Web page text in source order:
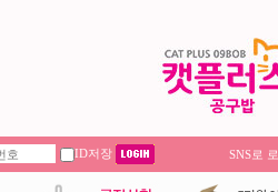
ID저장 SNS로